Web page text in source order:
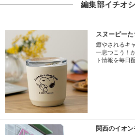
編集部イチオシ
スヌーピー
癒やされるキ
一息つこう！
ト情報を毎日
関西のイオン